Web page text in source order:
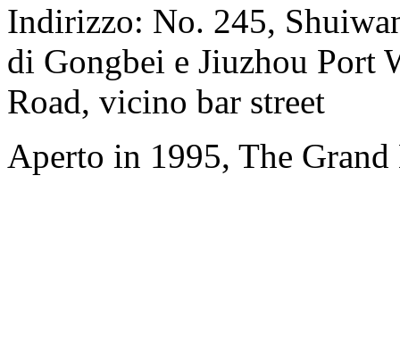
Indirizzo: No. 245,
di Gongbei e Jiuzhou Port
Road, vicino bar street
Aperto in 1995, The